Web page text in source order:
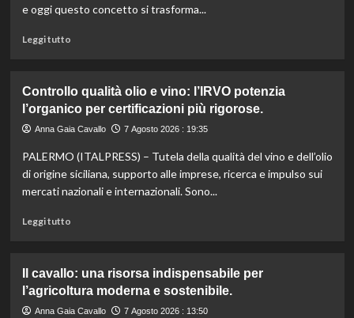
valorizzare
e oggi questo concetto si trasforma...
Leggi tuttoLeggi
Marco
Bianchi:
“Ricette
come
le
vite
umanitari”.
Controllo qualità olio e vino: l’IRVO potenzia
l’organico per certificazioni più rigorose.
Anna Gaia Cavallo 7 Agosto 2026 : 19:35
PALERMO (ITALPRESS) – Tutela della qualità del vino e dell’olio
di origine siciliana, supporto alle imprese, ricerca e impulso sui
mercati nazionali e internazionali. Sono...
Leggi tuttoLeggi
Controllo
qualità
olio
Il cavallo: una risorsa indispensabile per
l’agricoltura moderna e sostenibile.
Anna Gaia Cavallo 7 Agosto 2026 : 13:50